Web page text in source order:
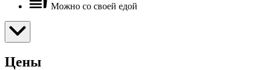
Можно со своей едой
Цены